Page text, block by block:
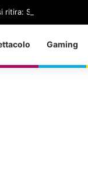
ritira: So che è
Gaming